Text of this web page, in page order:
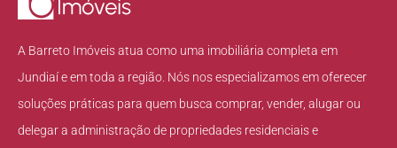
A Barreto Imóveis atua como uma imobiliária completa em
Jundiaí e em toda a região. Nós nos especializamos em oferecer
soluções práticas para quem busca comprar, vender, alugar ou
delegar a administração de propriedades residenciais e